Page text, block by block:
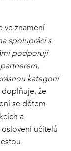
ve znamení
spolupráci s
podporují
kategorii
doplňuje, že
se dětem
a
oslovení učitelů